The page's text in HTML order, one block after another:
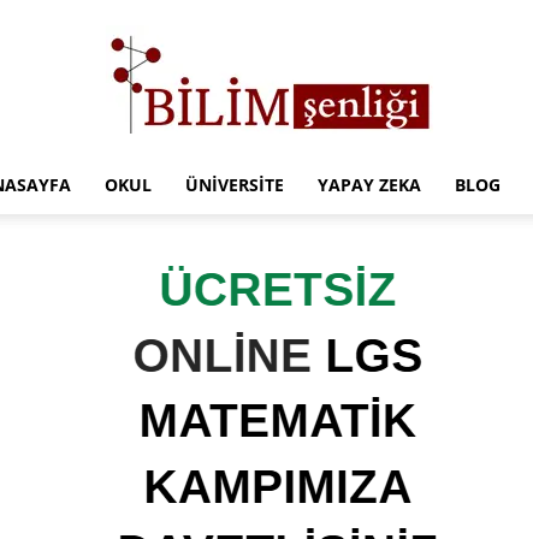
Eğitim
OKUL ÜNIVERSITE YAPAY ZEKA BLOG